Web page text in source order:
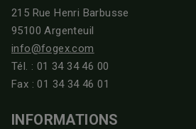
215 Rue Henri Barbusse
95100 Argenteuil
info@fogex.com
Tél. : 01 34 34 46 00
Fax : 01 34 34 46 01
INFORMATIONS